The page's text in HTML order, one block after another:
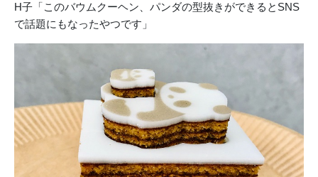
H子「このバウムクーヘン、パンダの型抜きができるとSNS
で話題にもなったやつです」